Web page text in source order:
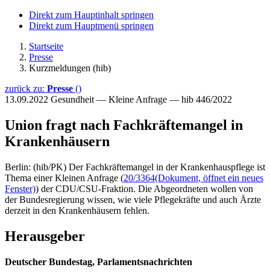
Direkt zum Hauptinhalt springen
Direkt zum Hauptmenü springen
Startseite
Presse
Kurzmeldungen (hib)
zurück zu: Presse ()
13.09.2022 Gesundheit — Kleine Anfrage — hib 446/2022
Union fragt nach Fachkräftemangel in
Krankenhäusern
Berlin: (hib/PK) Der Fachkräftemangel in der Krankenhauspflege ist
Thema einer Kleinen Anfrage (20/3364(Dokument, öffnet ein neues
Fenster)) der CDU/CSU-Fraktion. Die Abgeordneten wollen von
der Bundesregierung wissen, wie viele Pflegekräfte und auch Ärzte
derzeit in den Krankenhäusern fehlen.
Herausgeber
Deutscher Bundestag, Parlamentsnachrichten